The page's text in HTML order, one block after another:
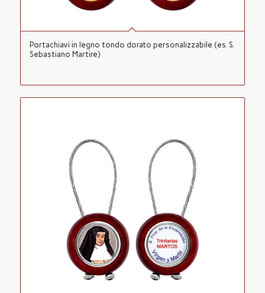
Portachiavi in legno tondo dorato personalizzabile (es. S.
Sebastiano Martire)